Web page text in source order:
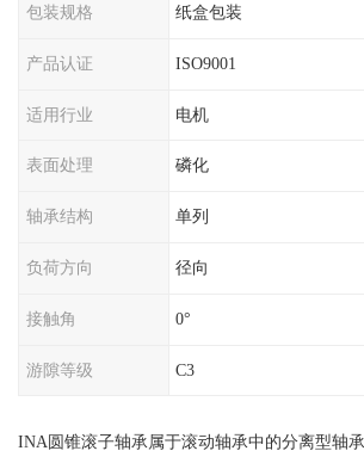
包装规格 纸盒包装
产品认证 ISO9001
适用行业 电机
表面处理 磷化
轴承结构 单列
负荷方向 径向
接触角 0°
游隙等级 C3
INA圆锥滚子轴承属于滚动轴承中的分离型轴